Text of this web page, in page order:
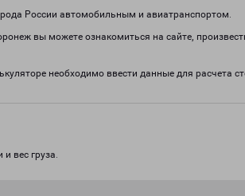
России автомобильным и авиатранспортом.
вы можете ознакомиться на сайте,
необходимо ввести данные для расчета
вес груза.